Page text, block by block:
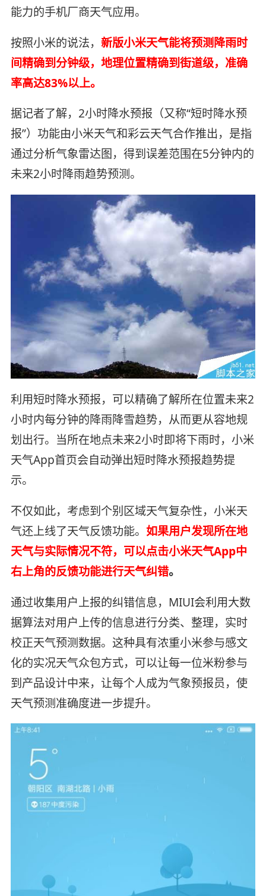
能力的手机厂商天气应用。
按照小米的说法， 新版小米天气能将预测降雨时
间精确到分钟级，地理位置精确到街道级，准确
率高达83%以上。
据记者了解，2小时降水预报（又称“短时降水预
报”）功能由小米天气和彩云天气合作推出，是指
通过分析气象雷达图，得到误差范围在5分钟内的
未来2小时降雨趋势预测。
利用短时降水预报，可以精确了解所在位置未来2
小时内每分钟的降雨降雪趋势，从而更从容地规
划出行。当所在地点未来2小时即将下雨时，小米
天气App首页会自动弹出短时降水预报趋势提
示。
不仅如此，考虑到个别区域天气复杂性，小米天
气还上线了天气反馈功能。 如果用户发现所在地
天气与实际情况不符，可以点击小米天气App中
右上角的反馈功能进行天气纠错。
通过收集用户上报的纠错信息，MIUI会利用大数
据算法对用户上传的信息进行分类、整理，实时
校正天气预测数据。这种具有浓重小米参与感文
化的实况天气众包方式，可以让每一位米粉参与
到产品设计中来，让每个人成为气象预报员，使
天气预测准确度进一步提升。